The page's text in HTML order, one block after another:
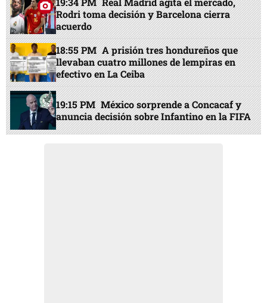
Rodri toma decisión y Barcelona cierra
acuerdo
18:55 PM A prisión tres hondureños que
llevaban cuatro millones de lempiras en
efectivo en La Ceiba
19:15 PM México sorprende a Concacaf y
anuncia decisión sobre Infantino en la FIFA